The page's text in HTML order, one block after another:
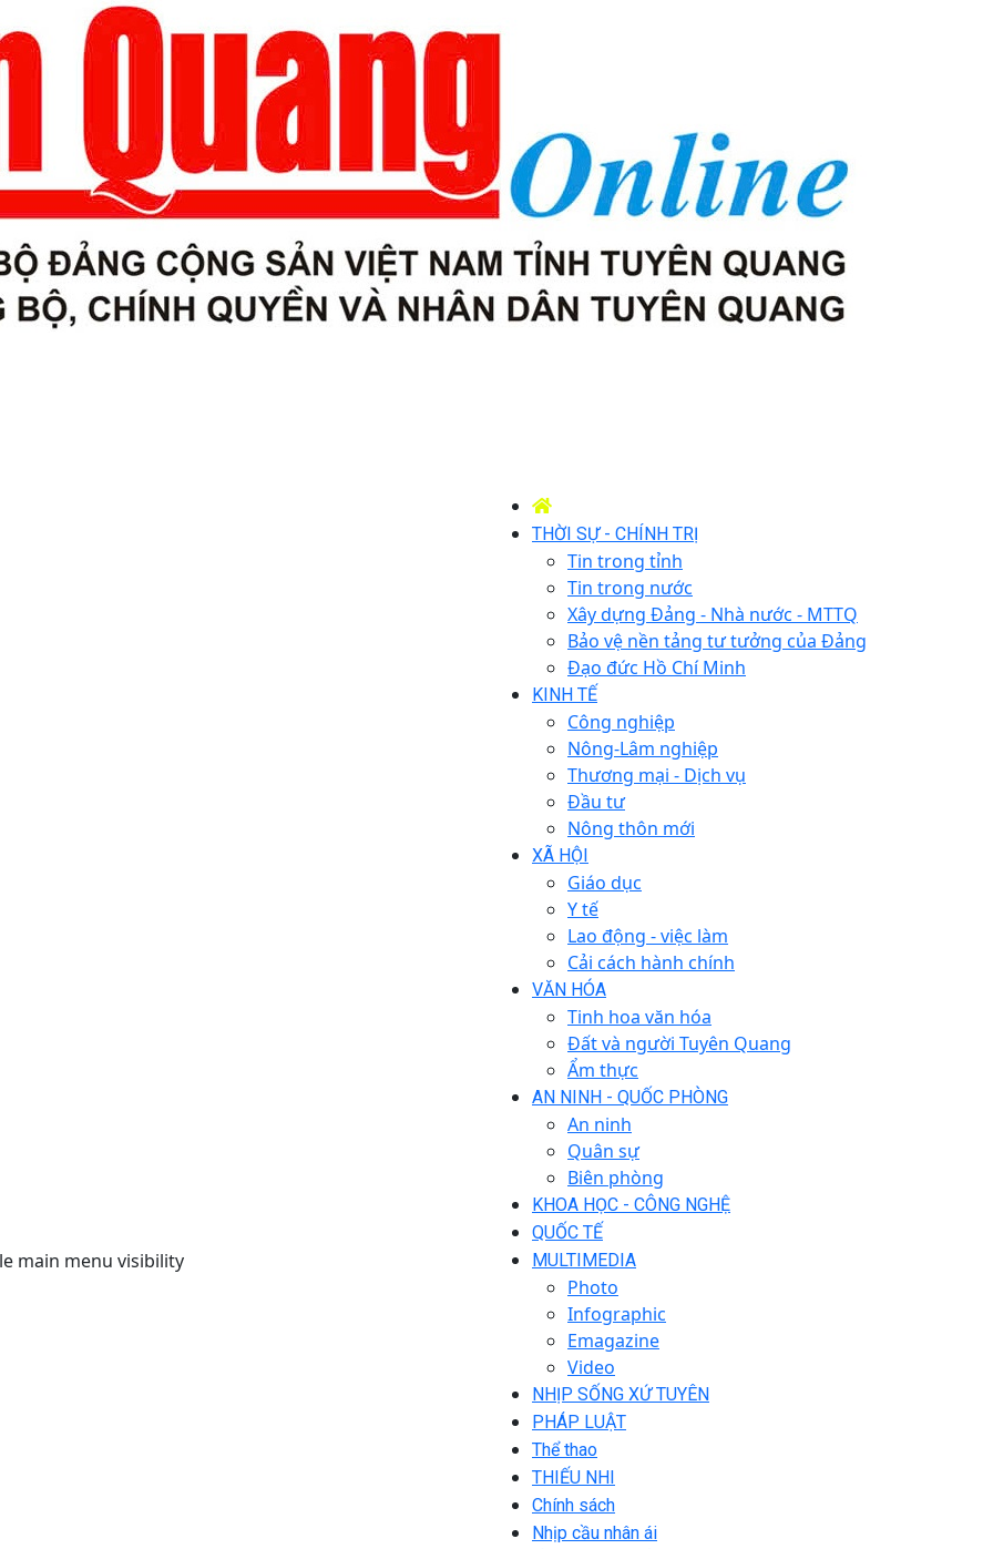
main menu visibility
THỜI SỰ - CHÍNH TRỊ
Tin trong tỉnh
Tin trong nước
Xây dựng Đảng - Nhà nước - MTTQ
Bảo vệ nền tảng tư tưởng của Đảng
Đạo đức Hồ Chí Minh
KINH TẾ
Công nghiệp
Nông-Lâm nghiệp
Thương mại - Dịch vụ
Đầu tư
Nông thôn mới
XÃ HỘI
Giáo dục
Y tế
Lao động - việc làm
Cải cách hành chính
VĂN HÓA
Tinh hoa văn hóa
Đất và người Tuyên Quang
Ẩm thực
AN NINH - QUỐC PHÒNG
An ninh
Quân sự
Biên phòng
KHOA HỌC - CÔNG NGHỆ
QUỐC TẾ
MULTIMEDIA
Photo
Infographic
Emagazine
Video
NHỊP SỐNG XỨ TUYÊN
PHÁP LUẬT
Thể thao
THIẾU NHI
Chính sách
Nhịp cầu nhân ái